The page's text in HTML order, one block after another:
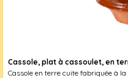
Cassole, plat à cassoulet, en
Cassole en terre cuite fabriquée à